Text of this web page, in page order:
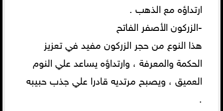
ارتداؤه مع الذهب .
-الزركون الأصفر الفاتح
هذا النوع من حجر الزركون مفيد في تعزيز
الحكمة والمعرفة ، وارتداؤه يساعد علي النوم
العميق ، ويصبح مرتديه قادرا علي جذب حبيبه
.